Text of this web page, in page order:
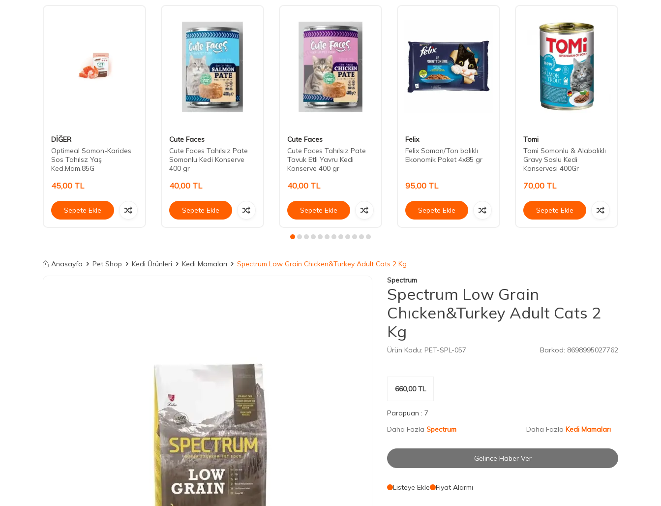
DİĞER
Optimeal Somon-Karides
Sos Tahılsz Yaş
Ked.Mam.85G
45,00 TL
Sepete Ekle
Cute Faces
Cute Faces Tahılsız Pate
Somonlu Kedi Konserve
400 gr
40,00 TL
Sepete Ekle
Cute Faces
Cute Faces Tahılsız Pate
Tavuk Etli Yavru Kedi
Konserve 400 gr
40,00 TL
Sepete Ekle
Felix
Felix Somon/Ton balıklı
Ekonomik Paket 4x85 gr
95,00 TL
Sepete Ekle
Tomi
Tomi Somonlu & Alabalıklı
Gravy Soslu Kedi
Konservesi 400Gr
70,00 TL
Sepete Ekle
Anasayfa Pet Shop Kedi Ürünleri Kedi Mamaları
Spectrum Low Grain Chıcken&Turkey Adult Cats 2 Kg
Spectrum
Spectrum Low Grain
Chıcken&Turkey Adult Cats 2
Kg
Ürün Kodu: PET-SPL-057 Barkod: 8698995027762
660,00TL
Parapuan : 7
Daha Fazla Spectrum Daha Fazla Kedi Mamaları
Gelince Haber Ver
Listeye Ekle Fiyat Alarmı